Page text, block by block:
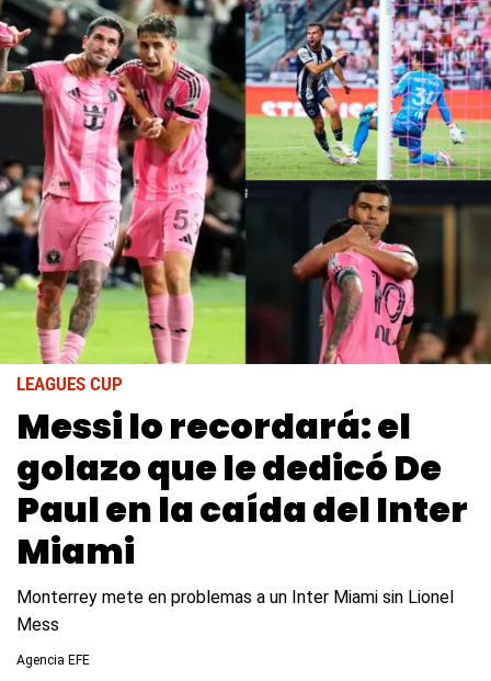
LEAGUES CUP
Messi lo recordará: el
golazo que le dedicó De
Paul en la caída del Inter
Miami
Monterrey mete en problemas a un Inter Miami sin Lionel
Mess
Agencia EFE